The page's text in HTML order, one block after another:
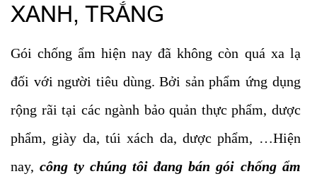
XANH, TRẮNG
Gói chống ẩm hiện nay đã không còn quá xa lạ
đối với người tiêu dùng. Bởi sản phẩm ứng dụng
rộng rãi tại các ngành bảo quản thực phẩm, dược
phẩm, giày da, túi xách da, dược phẩm, …Hiện
nay,công ty chúng tôi đang bán gói chống ẩm